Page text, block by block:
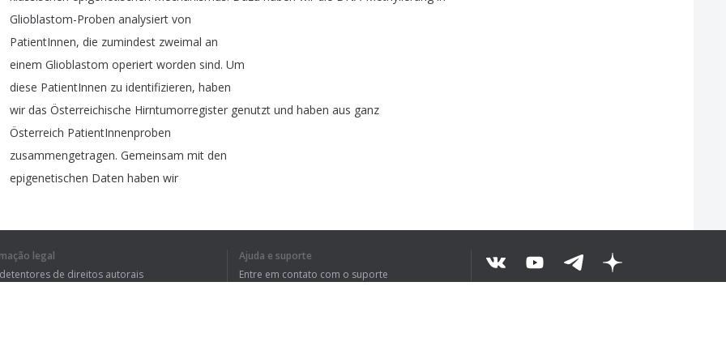
Glioblastom-Proben analysiert von
PatientInnen, die zumindest zweimal an
einem Glioblastom operiert worden sind. Um
diese PatientInnen zu identifizieren, haben
wir das Österreichische Hirntumorregister genutzt und haben aus ganz
Österreich PatientInnenproben
zusammengetragen. Gemeinsam mit den
epigenetischen Daten haben wir
Eigenschaften,wie Immunzelleninfiltration
legal
detentores de direitos autorais
Ajuda e suporte
Entre em contato com o suporte